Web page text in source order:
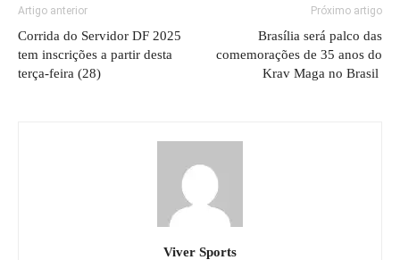
Artigo anterior
Corrida do Servidor DF 2025
tem inscrições a partir desta
terça-feira (28)
Próximo artigo
Brasília será palco das
comemorações de 35 anos do
Krav Maga no Brasil
Viver Sports